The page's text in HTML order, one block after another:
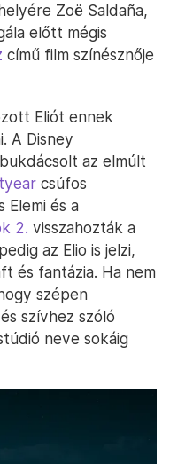
Zoë Saldaña,
előtt mégis
című film színésznője
Eliót ennek
A Disney
az elmúlt
csúfos
Elemi és a
2. visszahozták a
az Elio is jelzi,
és fantázia. Ha nem
szépen
szívhez szóló
neve sokáig